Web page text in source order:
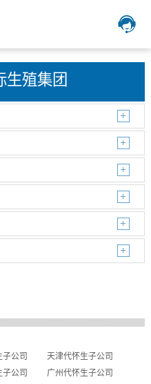
生殖集团
公司
天津代怀生子公司
公司
广州代怀生子公司